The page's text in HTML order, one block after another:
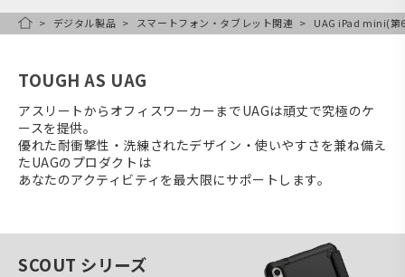
HOMEデジタル製品 スマートフォン・タブレット関連 UAG iPad mini(第
TOUGH AS UAG
アスリートからオフィスワーカーまでUAGは頑丈で究極のケ
ースを提供。
優れた耐衝撃性・洗練されたデザイン・使いやすさを兼ね備え
たUAGのプロダクトは
あなたのアクティビティを最大限にサポートします。
SCOUT シリーズ